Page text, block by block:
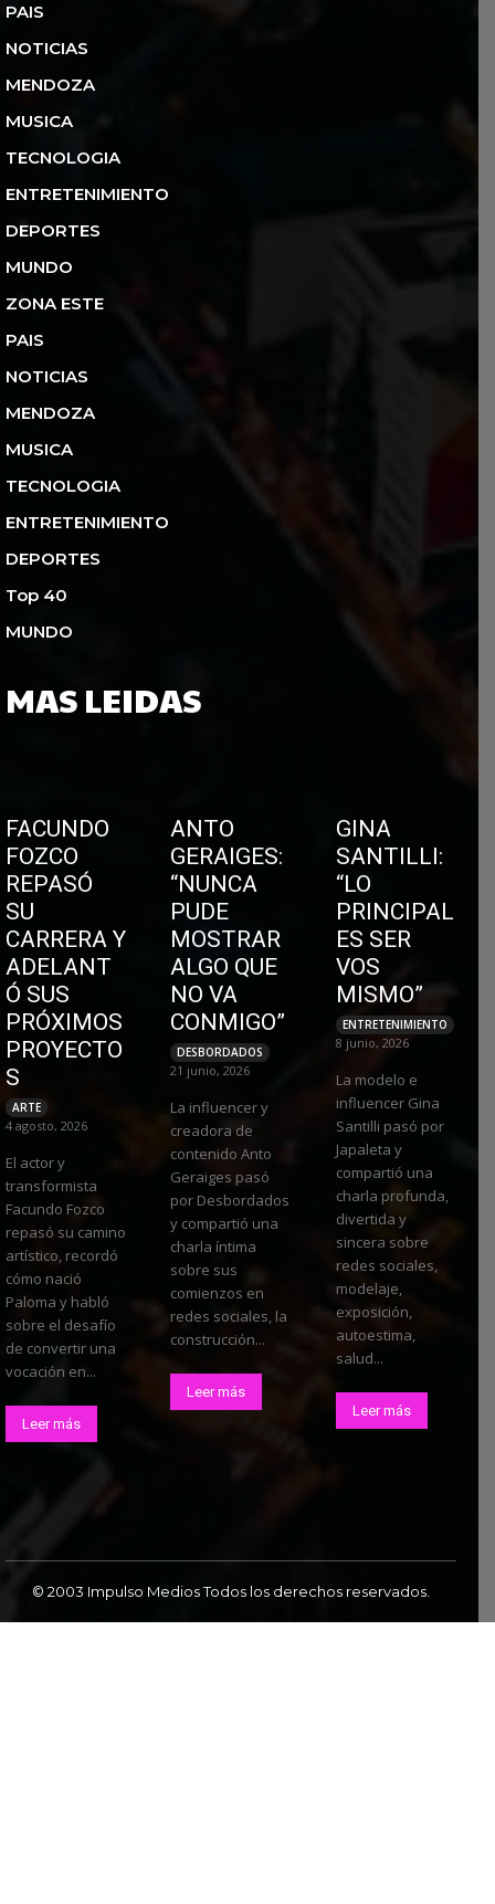
PAIS
NOTICIAS
MENDOZA
MUSICA
TECNOLOGIA
ENTRETENIMIENTO
DEPORTES
MUNDO
ZONA ESTE
PAIS
NOTICIAS
MENDOZA
MUSICA
TECNOLOGIA
ENTRETENIMIENTO
DEPORTES
Top 40
MUNDO
MAS LEIDAS
FACUNDO
FOZCO
REPASÓ
SU
CARRERA Y
ADELANT
Ó SUS
PRÓXIMOS
PROYECTO
S
ARTE
4 agosto, 2026
El actor y
transformista
Facundo Fozco
repasó su camino
artístico, recordó
cómo nació
Paloma y habló
sobre el desafío
de convertir una
vocación en...
Leer más
ANTO
GERAIGES:
“NUNCA
PUDE
MOSTRAR
ALGO QUE
NO VA
CONMIGO”
DESBORDADOS
21 junio, 2026
La influencer y
creadora de
contenido Anto
Geraiges pasó
por Desbordados
y compartió una
charla íntima
sobre sus
comienzos en
redes sociales, la
construcción...
Leer más
GINA
SANTILLI:
“LO
PRINCIPAL
ES SER
VOS
MISMO”
ENTRETENIMIENTO
8 junio, 2026
La modelo e
influencer Gina
Santilli pasó por
Japaleta y
compartió una
charla profunda,
divertida y
sincera sobre
redes sociales,
modelaje,
exposición,
autoestima,
salud...
Leer más
© 2003 Impulso Medios Todos los derechos reservados.